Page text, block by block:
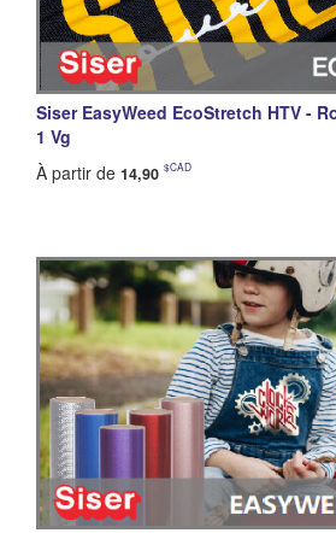
Siser EasyWeed EcoStretch HTV -
1 Vg
À partir de 14,90 $CAD